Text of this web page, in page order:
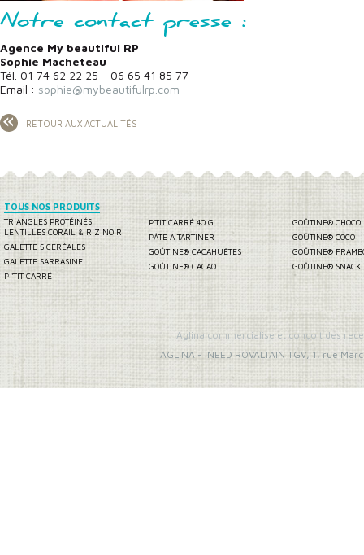
Notre contact presse :
Agence My beautiful RP
Sophie Macheteau
Tél. 01 74 62 22 25 - 06 65 41 85 77
Email : sophie@mybeautifulrp.com
RETOUR AUX ACTUALITÉS
TOUS NOS PRODUITS
TRIANGLES PROTÉINÉS
LENTILLES CORAIL & RIZ NOIR
GALETTE 5 CÉRÉALES
GALETTE SARRASINE
P 'TIT CARRÉ
P'TIT CARRÉ 40 G
PÂTE À TARTINER
GOÛTINE® CACAHUÈTES
GOÛTINE® CACAO
GOÛTINE®
GOÛTINE® COCO
GOÛTINE®
GOÛTINE®
Aglina commercialise et conçoit des
AGLINA- INEED ROVALTAIN TGV, 1, rue